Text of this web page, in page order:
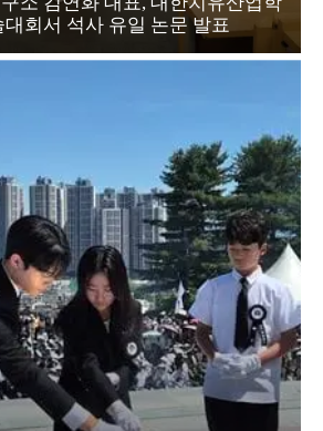
대회서 석사 유일 논문 발표